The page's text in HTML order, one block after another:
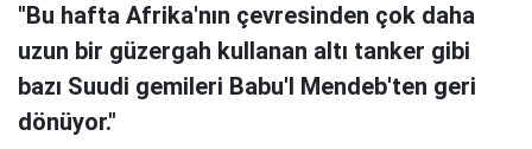
"Bu hafta Afrika'nın çevresinden çok daha
uzun bir güzergah kullanan altı tanker gibi
bazı Suudi gemileri Babu'l Mendeb'ten geri
dönüyor."